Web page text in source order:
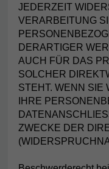
JEDERZEIT
VERARBEITUNG
DERARTIGER
AUCH FÜR DAS
SOLCHER
STEHT. WENN SIE
IHRE
ZWECKE DER